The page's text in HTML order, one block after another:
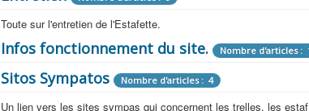
Tous les articles que l'on a vu sur l'estafette !
Camping Car Nombre d'articles : 3
Toute la doc sur les camping cars ou aménagements d'époque.
Documentation Nombre d'articles : 13
Toute sur l'entretien de l'Estafette.
Mécanique Nombre d'articles : 0
Moteur Nombre d'articles : 14
Electricité Nombre d'articles : 0
Infos fonctionnement du site. Nombre d'articles :
Sitos Sympatos Nombre d'articles : 4
Un lien vers les sites sympas qui concernent les trelles, les